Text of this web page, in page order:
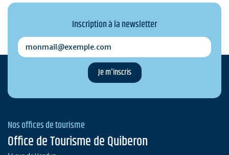
Inscription à la newsletter
monmail@exemple.com
Nos offices de tourisme
Office de Tourisme de Quiberon